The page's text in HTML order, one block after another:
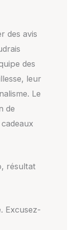
des avis
des
leur
Le
de
résultat
Excusez-